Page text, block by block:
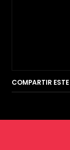
COMPARTIR